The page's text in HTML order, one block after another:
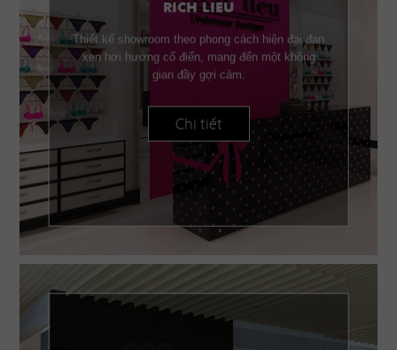
RICH LIEU
Thiết kế showroom theo phong cách hiện đại đan
xen hơi hướng cổ điển, mang đến một không
gian đầy gợi cảm.
Chi tiết